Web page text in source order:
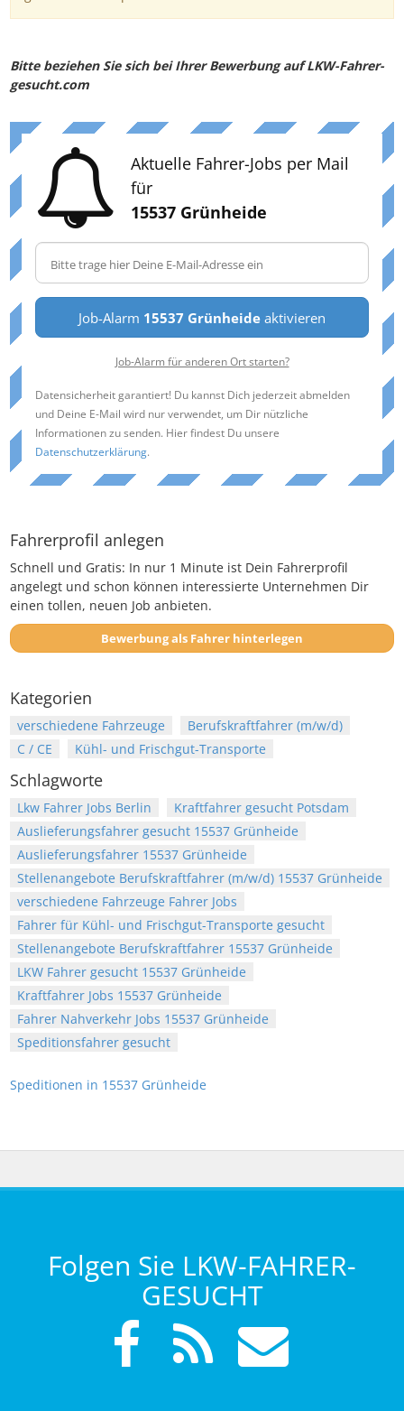
Bitte beziehen Sie sich bei Ihrer Bewerbung auf LKW-Fahrer-
gesucht.com
Aktuelle Fahrer-Jobs per Mail
für
15537 Grünheide
Job-Alarm 15537 Grünheide aktivieren
Job-Alarm für anderen Ort starten?
Datensicherheit garantiert! Du kannst Dich jederzeit abmelden
und Deine E-Mail wird nur verwendet, um Dir nützliche
Informationen zu senden. Hier findest Du unsere
Datenschutzerklärung.
Fahrerprofil anlegen
Schnell und Gratis: In nur 1 Minute ist Dein Fahrerprofil
angelegt und schon können interessierte Unternehmen Dir
einen tollen, neuen Job anbieten.
Bewerbung als Fahrer hinterlegen
Kategorien
verschiedene Fahrzeuge
Berufskraftfahrer (m/w/d)
C / CE
Kühl- und Frischgut-Transporte
Schlagworte
Lkw Fahrer Jobs Berlin
Kraftfahrer gesucht Potsdam
Auslieferungsfahrer gesucht 15537 Grünheide
Auslieferungsfahrer 15537 Grünheide
Stellenangebote Berufskraftfahrer (m/w/d) 15537 Grünheide
verschiedene Fahrzeuge Fahrer Jobs
Fahrer für Kühl- und Frischgut-Transporte gesucht
Stellenangebote Berufskraftfahrer 15537 Grünheide
LKW Fahrer gesucht 15537 Grünheide
Kraftfahrer Jobs 15537 Grünheide
Fahrer Nahverkehr Jobs 15537 Grünheide
Speditionsfahrer gesucht
Speditionen in 15537 Grünheide
Folgen Sie LKW-FAHRER-
GESUCHT